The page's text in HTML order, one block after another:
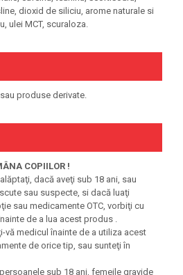
dioxid de siliciu, arome naturale si
ulei MCT, scuraloza.
produse derivate.
COPIILOR !
dacă aveţi sub 18 ani, sau
sau suspecte, si dacă luaţi
sau medicamente OTC, vorbiţi cu
de a lua acest produs .
vă medicul înainte de a utiliza acest
de orice tip, sau sunteţi în
sub 18 ani, femeile gravide